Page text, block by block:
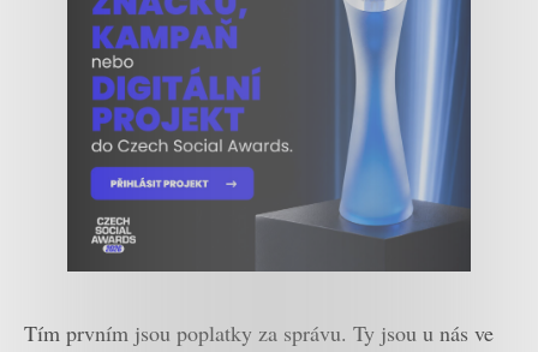
Tím prvním jsou poplatky za správu. Ty jsou u nás ve